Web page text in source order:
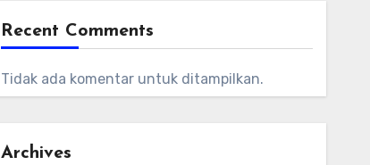
Recent Comments
Tidak ada komentar untuk ditampilkan.
Archives